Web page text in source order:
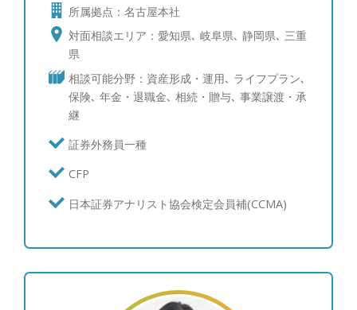
産3000万以上のお客様を中心に対応しておりま
す。
所属拠点：名古屋本社
対面相談エリア：愛知県､ 岐阜県､ 静岡県､ 三重
県
相談可能分野：資産形成・運用､ ライフプラン､
保険､ 年金・退職金､ 相続・贈与､ 事業譲渡・承
継
証券外務員一種
CFP
日本証券アナリスト協会検定会員補(CCMA)